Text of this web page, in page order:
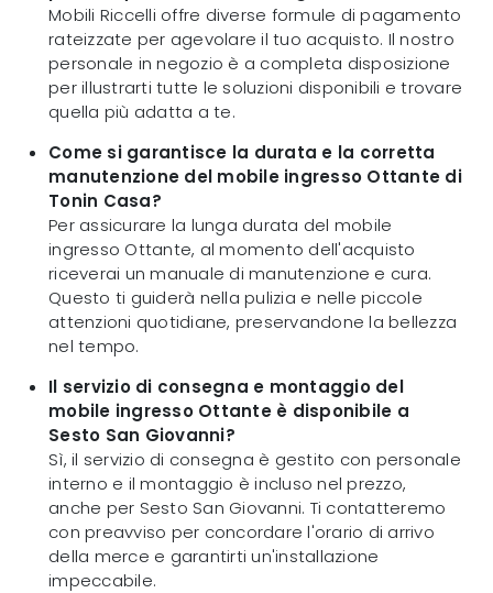
Mobili Riccelli offre diverse formule di pagamento
rateizzate per agevolare il tuo acquisto. Il nostro
personale in negozio è a completa disposizione
per illustrarti tutte le soluzioni disponibili e trovare
quella più adatta a te.
Come si garantisce la durata e la corretta
manutenzione del mobile ingresso Ottante di
Tonin Casa?
Per assicurare la lunga durata del mobile
ingresso Ottante, al momento dell'acquisto
riceverai un manuale di manutenzione e cura.
Questo ti guiderà nella pulizia e nelle piccole
attenzioni quotidiane, preservandone la bellezza
nel tempo.
Il servizio di consegna e montaggio del
mobile ingresso Ottante è disponibile a
Sesto San Giovanni?
Sì, il servizio di consegna è gestito con personale
interno e il montaggio è incluso nel prezzo,
anche per Sesto San Giovanni. Ti contatteremo
con preavviso per concordare l'orario di arrivo
della merce e garantirti un'installazione
impeccabile.